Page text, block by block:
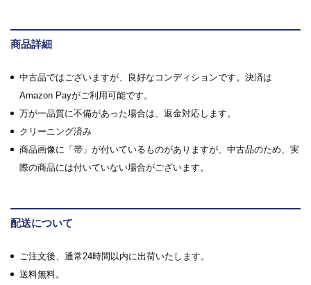
商品詳細
中古品ではございますが、良好なコンディションです。決済は
Amazon Payがご利用可能です。
万が一品質に不備があった場合は、返金対応します。
クリーニング済み
商品画像に「帯」が付いているものがありますが、中古品のため、実
際の商品には付いていない場合がございます。
配送について
ご注文後、通常24時間以内に出荷いたします。
送料無料。